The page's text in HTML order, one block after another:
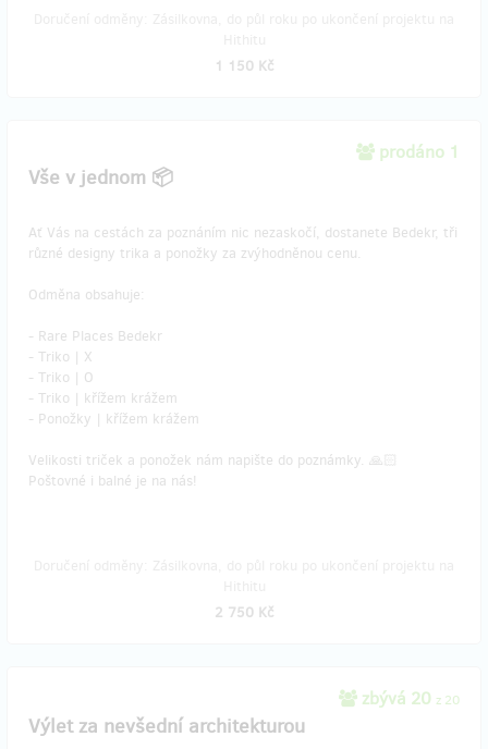
1 150 Kč
prodáno 1
Vše v jednom 📦
Ať Vás na cestách za poznáním nic nezaskočí, dostanete Bedekr, tři
různé designy trika a ponožky za zvýhodněnou cenu.
Odměna obsahuje:
- Rare Places Bedekr
- Triko | X
- Triko | O
- Triko | křížem krážem
- Ponožky | křížem krážem
​Velikosti triček a ponožek nám napište do poznámky. 🙏🏻
Poštovné i balné je na nás!
2 750 Kč
zbývá 20 z 20
Výlet za nevšední architekturou